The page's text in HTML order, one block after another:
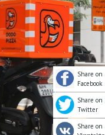
Share on
Facebook
Share on
Twitter
Share on